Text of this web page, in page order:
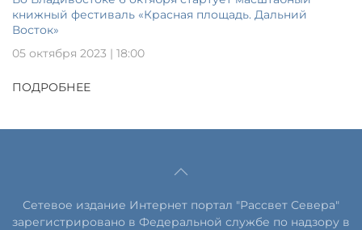
книжный фестиваль «Красная площадь. Дальний
Восток»
05 октября 2023 | 18:00
ПОДРОБНЕЕ
Сетевое издание Интернет портал "Рассвет Севера"
зарегистрировано в Федеральной службе по надзору в